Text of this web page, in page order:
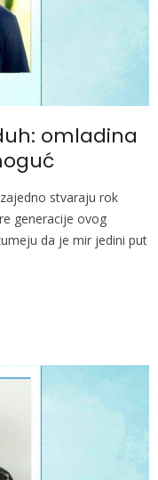
omladina
stvaraju rok
generacije ovog
da je mir jedini put